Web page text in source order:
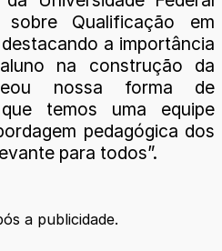
Qualificação em
a importância
na construção da
nossa forma de
temos uma equipe
pedagógica dos
para todos”.
a publicidade.